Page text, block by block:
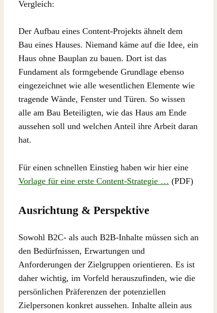
Vergleich:
Der Aufbau eines Content-Projekts ähnelt dem
Bau eines Hauses. Niemand käme auf die Idee, ein
Haus ohne Bauplan zu bauen. Dort ist das
Fundament als formgebende Grundlage ebenso
eingezeichnet wie alle wesentlichen Elemente wie
tragende Wände, Fenster und Türen. So wissen
alle am Bau Beteiligten, wie das Haus am Ende
aussehen soll und welchen Anteil ihre Arbeit daran
hat.
Für einen schnellen Einstieg haben wir hier eine
Vorlage für eine erste Content-Strategie … (PDF)
Ausrichtung & Perspektive
Sowohl B2C- als auch B2B-Inhalte müssen sich an
den Bedürfnissen, Erwartungen und
Anforderungen der Zielgruppen orientieren. Es ist
daher wichtig, im Vorfeld herauszufinden, wie die
persönlichen Präferenzen der potenziellen
Zielpersonen konkret aussehen. Inhalte allein aus